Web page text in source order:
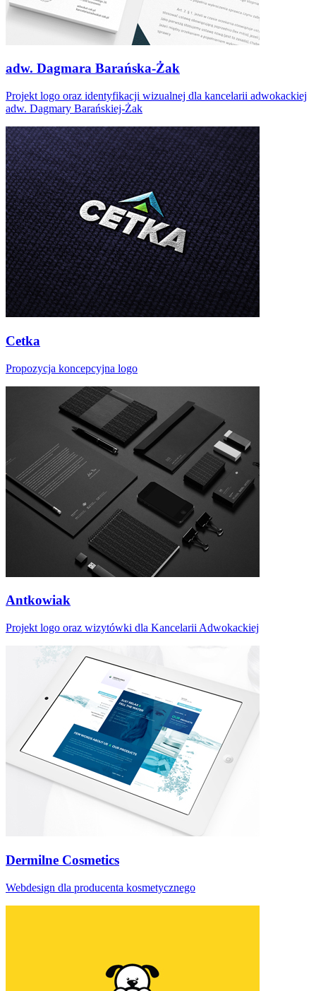
adw. Dagmara Barańska-Żak
Projekt logo oraz identyfikacji wizualnej dla kancelarii adwokackiej
adw. Dagmary Barańskiej-Żak
Cetka
Propozycja koncepcyjna logo
Antkowiak
Projekt logo oraz wizytówki dla Kancelarii Adwokackiej
Dermilne Cosmetics
Webdesign dla producenta kosmetycznego